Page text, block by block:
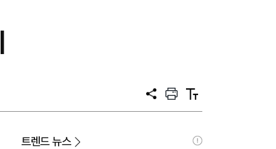
공
프
트
텍
트
트렌드 뉴스